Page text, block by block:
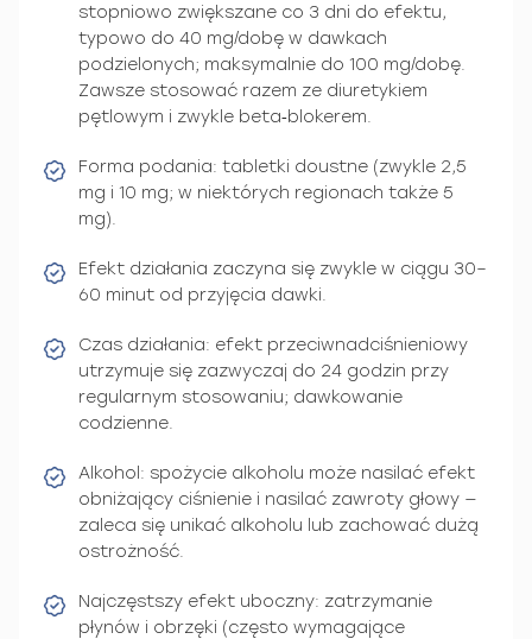
stopniowo zwiększane co 3 dni do efektu,
typowo do 40 mg/dobę w dawkach
podzielonych; maksymalnie do 100 mg/dobę.
Zawsze stosować razem ze diuretykiem
pętlowym i zwykle beta‑blokerem.
Forma podania: tabletki doustne (zwykle 2,5
mg i 10 mg; w niektórych regionach także 5
mg).
Efekt działania zaczyna się zwykle w ciągu 30–
60 minut od przyjęcia dawki.
Czas działania: efekt przeciwnadciśnieniowy
utrzymuje się zazwyczaj do 24 godzin przy
regularnym stosowaniu; dawkowanie
codzienne.
Alkohol: spożycie alkoholu może nasilać efekt
obniżający ciśnienie i nasilać zawroty głowy —
zaleca się unikać alkoholu lub zachować dużą
ostrożność.
Najczęstszy efekt uboczny: zatrzymanie
płynów i obrzęki (często wymagające